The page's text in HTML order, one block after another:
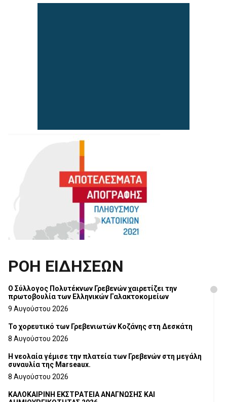
ΡΟΗ ΕΙΔΗΣΕΩΝ
Ο Σύλλογος Πολυτέκνων Γρεβενών χαιρετίζει την
πρωτοβουλία των Ελληνικών Γαλακτοκομείων
9 Αυγούστου 2026
Το χορευτικό των Γρεβενιωτών Κοζάνης στη Δεσκάτη
8 Αυγούστου 2026
Η νεολαία γέμισε την πλατεία των Γρεβενών στη μεγάλη
συναυλία της Marseaux.
8 Αυγούστου 2026
ΚΑΛΟΚΑΙΡΙΝΗ ΕΚΣΤΡΑΤΕΙΑ ΑΝΑΓΝΩΣΗΣ ΚΑΙ